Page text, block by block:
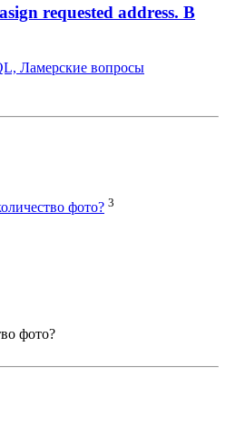
requested address. В
Ламерские вопросы
фото? 3
фото?